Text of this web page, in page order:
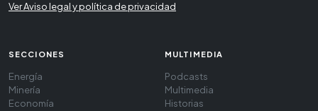
Ver Aviso legal y política de privacidad
SECCIONES
Energía
Minería
Economía
MULTIMEDIA
Podcasts
Multimedia
Historias